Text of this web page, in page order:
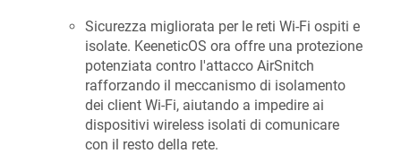
Sicurezza migliorata per le reti Wi-Fi ospiti e
isolate. KeeneticOS ora offre una protezione
potenziata contro l'attacco AirSnitch
rafforzando il meccanismo di isolamento
dei client Wi-Fi, aiutando a impedire ai
dispositivi wireless isolati di comunicare
con il resto della rete.